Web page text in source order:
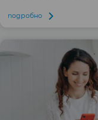
подробно